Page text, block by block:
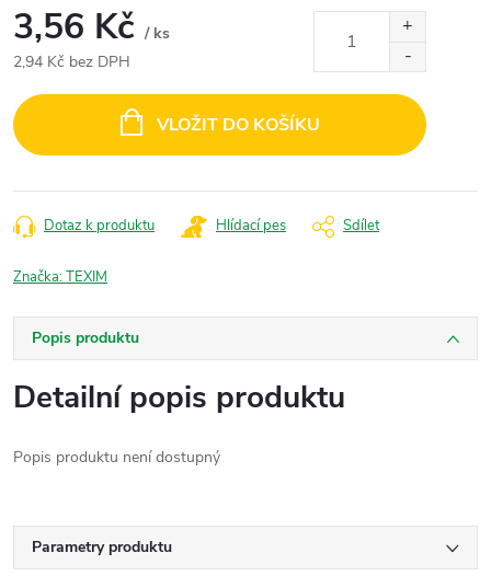
3,56 Kč / ks
2,94 Kč bez DPH
cena:
VLOŽIT DO KOŠÍKU
Dotaz k produktu Hlídací pes Sdílet
Značka:TEXIM
Popis produktu
Detailní popis produktu
Popis produktu není dostupný
Parametry produktu